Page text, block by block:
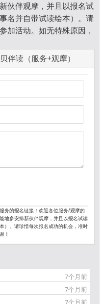
伙伴观摩，并且以报名试
名并自带试读绘本）。请
加活动。如无特殊原因，
伴读（服务+观摩）
务的报名链接！欢迎各位服务/观摩的
地多安排新伙伴观摩，并且以报名试读
）。请珍惜每次报名成功的机会，准时
！
7个月前
7个月前
7个月前